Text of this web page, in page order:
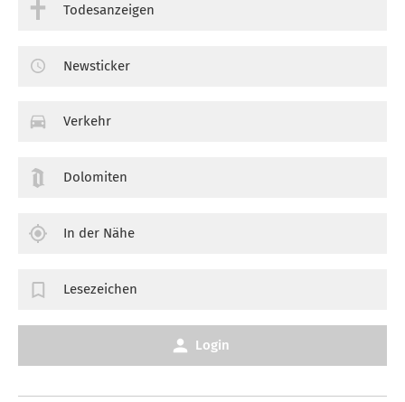
Todesanzeigen
Newsticker
Verkehr
Dolomiten
In der Nähe
Lesezeichen
Login